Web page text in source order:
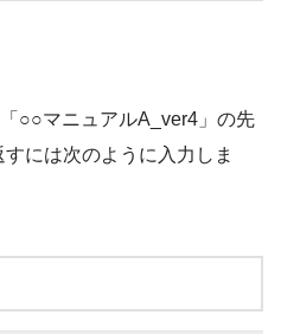
○○マニュアルA_ver4」の先
には次のように入力しま